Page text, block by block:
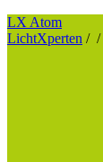
LX Atom
LichtXperten / /